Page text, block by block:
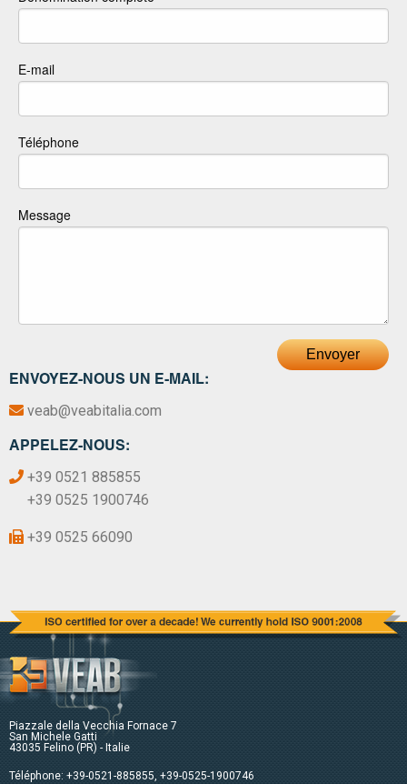
ENVOYEZ-NOUS UN E-MAIL:
veab@veabitalia.com
APPELEZ-NOUS:
+39 0521 885855
+39 0525 1900746
+39 0525 66090
E-mail
Téléphone
Message
Envoyer
Piazzale della Vecchia Fornace 7
San Michele Gatti
43035 Felino (PR) - Italie
Téléphone: +39-0521-885855, +39-0525-1900746